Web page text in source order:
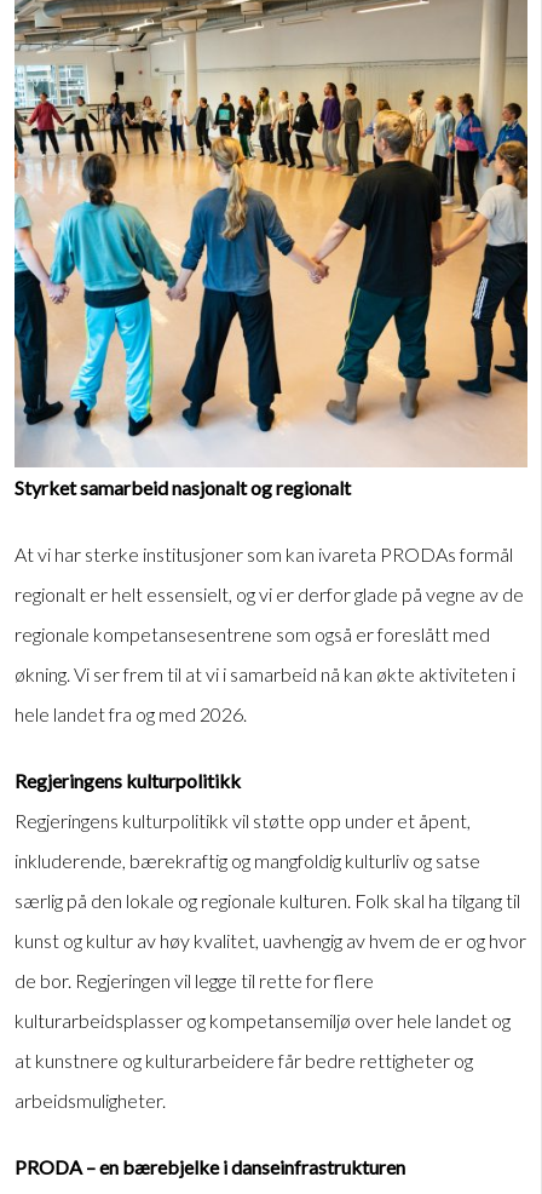
Styrket samarbeid nasjonalt og regionalt
At vi har sterke institusjoner som kan ivareta PRODAs formål
regionalt er helt essensielt, og vi er derfor glade på vegne av de
regionale kompetansesentrene som også er foreslått med
økning. Vi ser frem til at vi i samarbeid nå kan økte aktiviteten i
hele landet fra og med 2026.
Regjeringens kulturpolitikk
Regjeringens kulturpolitikk vil støtte opp under et åpent,
inkluderende, bærekraftig og mangfoldig kulturliv og satse
særlig på den lokale og regionale kulturen. Folk skal ha tilgang til
kunst og kultur av høy kvalitet, uavhengig av hvem de er og hvor
de bor. Regjeringen vil legge til rette for flere
kulturarbeidsplasser og kompetansemiljø over hele landet og
at kunstnere og kulturarbeidere får bedre rettigheter og
arbeidsmuligheter.
PRODA – en bærebjelke i danseinfrastrukturen